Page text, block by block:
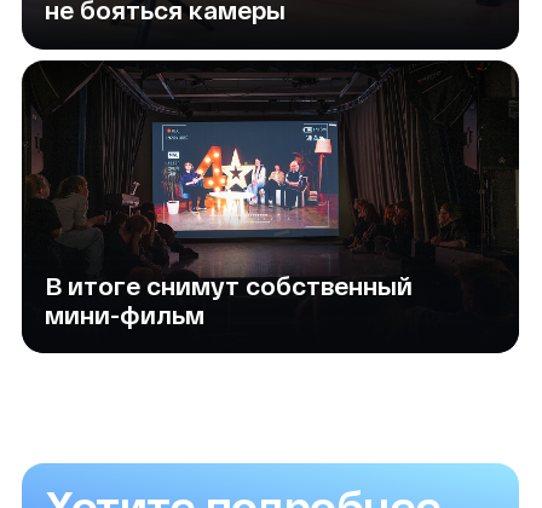
+7
Соглашаюсь на обработку данныхи cПолитикой
Получать рассылку о скидках и мероприятиях
Получить консультацию
Написать в MAX
Практика каждую неделю — дети
сразу снимают и монтируют